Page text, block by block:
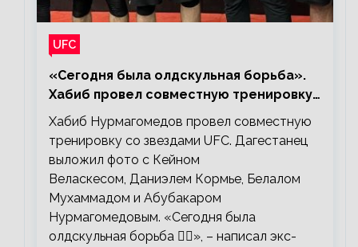
UFC
«Сегодня была олдскульная борьба».
Хабиб провел совместную тренировку
со звездами UFC
Хабиб Нурмагомедов провел совместную
тренировку со звездами UFC. Дагестанец
выложил фото с Кейном
Веласкесом, Даниэлем Кормье, Белалом
Мухаммадом и Абубакаром
Нурмагомедовым. «Сегодня была
олдскульная борьба 🤼‍♂️», – написал экс-